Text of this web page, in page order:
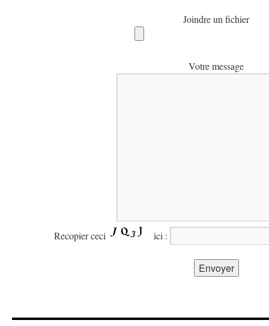
Joindre un fichier
Votre message
Recopier ceci ici :